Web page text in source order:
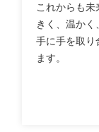
2026年07月10日
2026年8月期
【カラオケまね
グランドオープ
（712KB）
これからも
きく、温かく
手に手を取り
ます。